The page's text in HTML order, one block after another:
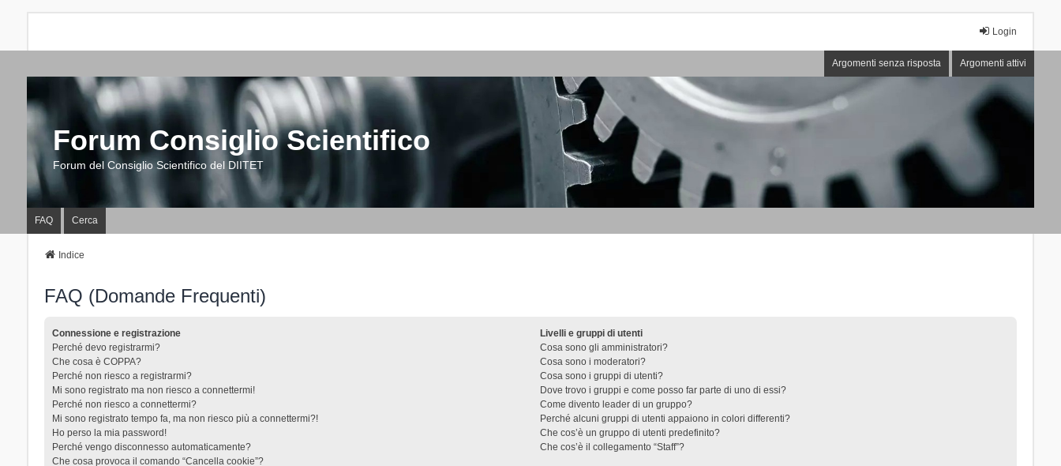
Login
Argomenti senza risposta Argomenti attivi
Forum Consiglio Scientifico
Forum del Consiglio Scientifico del DIITET
FAQ Cerca
Indice
FAQ (Domande Frequenti)
Connessione e registrazione
Perché devo registrarmi?
Che cosa è COPPA?
Perché non riesco a registrarmi?
Mi sono registrato ma non riesco a connettermi!
Perché non riesco a connettermi?
Mi sono registrato tempo fa, ma non riesco più a connettermi?!
Ho perso la mia password!
Perché vengo disconnesso automaticamente?
Che cosa provoca il comando “Cancella cookie”?
Livelli e gruppi di utenti
Cosa sono gli amministratori?
Cosa sono i moderatori?
Cosa sono i gruppi di utenti?
Dove trovo i gruppi e come posso far parte di uno di essi?
Come divento leader di un gruppo?
Perché alcuni gruppi di utenti appaiono in colori differenti?
Che cos’è un gruppo di utenti predefinito?
Che cos’è il collegamento “Staff”?